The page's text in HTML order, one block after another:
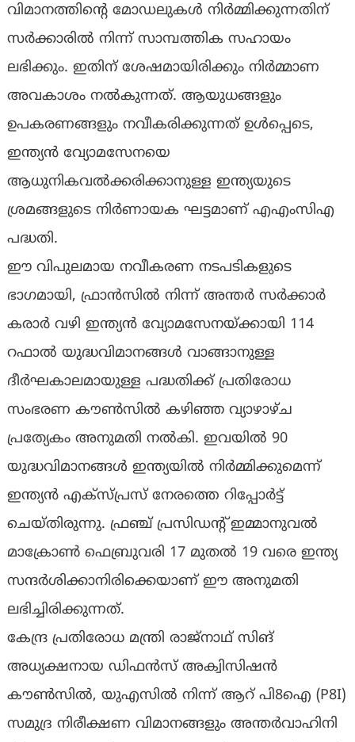
വിമാനത്തിന്റെ മോഡലുകൾ നിർമ്മിക്കുന്നതിന്
സർക്കാരിൽ നിന്ന് സാമ്പത്തിക സഹായം
ലഭിക്കും. ഇതിന് ശേഷമായിരിക്കും നിർമ്മാണ
അവകാശം നൽകുന്നത്. ആയുധങ്ങളും
ഉപകരണങ്ങളും നവീകരിക്കുന്നത് ഉൾപ്പെടെ,
ഇന്ത്യൻ വ്യോമസേനയെ
ആധുനികവൽക്കരിക്കാനുള്ള ഇന്ത്യയുടെ
ശ്രമങ്ങളുടെ നിർണായക ഘട്ടമാണ് എഎംസിഎ
പദ്ധതി.
ഈ വിപുലമായ നവീകരണ നടപടികളുടെ
ഭാഗമായി, ഫ്രാൻസിൽ നിന്ന് അന്തർ സർക്കാർ
കരാർ വഴി ഇന്ത്യൻ വ്യോമസേനയ്ക്കായി 114
റഫാൽ യുദ്ധവിമാനങ്ങൾ വാങ്ങാനുള്ള
ദീർഘകാലമായുള്ള പദ്ധതിക്ക് പ്രതിരോധ
സംഭരണ കൗൺസിൽ കഴിഞ്ഞ വ്യാഴാഴ്ച
പ്രത്യേകം അനുമതി നൽകി. ഇവയിൽ 90
യുദ്ധവിമാനങ്ങൾ ഇന്ത്യയിൽ നിർമ്മിക്കുമെന്ന്
ഇന്ത്യൻ എക്സ്പ്രസ് നേരത്തെ റിപ്പോർട്ട്
ചെയ്തിരുന്നു. ഫ്രഞ്ച് പ്രസിഡന്റ് ഇമ്മാനുവൽ
മാക്രോൺ ഫെബ്രുവരി 17 മുതൽ 19 വരെ ഇന്ത്യ
സന്ദർശിക്കാനിരിക്കെയാണ് ഈ അനുമതി
ലഭിച്ചിരിക്കുന്നത്.
കേന്ദ്ര പ്രതിരോധ മന്ത്രി രാജ്‌നാഥ് സിങ്
അധ്യക്ഷനായ ഡിഫൻസ് അക്വിസിഷൻ
കൗൺസിൽ, യുഎസിൽ നിന്ന് ആറ് പി8ഐ (P8I)
സമുദ്ര നിരീക്ഷണ വിമാനങ്ങളും അന്തർവാഹിനി